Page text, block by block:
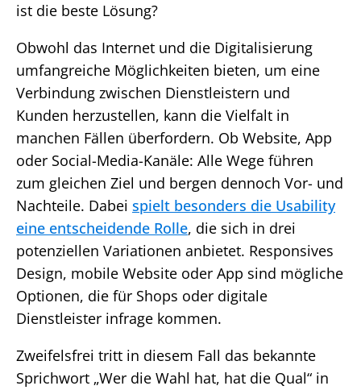
ist die beste Lösung?
Obwohl das Internet und die Digitalisierung
umfangreiche Möglichkeiten bieten, um eine
Verbindung zwischen Dienstleistern und
Kunden herzustellen, kann die Vielfalt in
manchen Fällen überfordern. Ob Website, App
oder Social-Media-Kanäle: Alle Wege führen
zum gleichen Ziel und bergen dennoch Vor- und
Nachteile. Dabei spielt besonders die Usability
eine entscheidende Rolle, die sich in drei
potenziellen Variationen anbietet. Responsives
Design, mobile Website oder App sind mögliche
Optionen, die für Shops oder digitale
Dienstleister infrage kommen.
Zweifelsfrei tritt in diesem Fall das bekannte
Sprichwort „Wer die Wahl hat, hat die Qual“ in